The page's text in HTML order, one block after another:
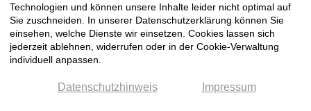
Rechtliches
Technologien und können unsere Inhalte leider nicht optimal auf
Sie zuschneiden. In unserer Datenschutzerklärung können Sie
einsehen, welche Dienste wir einsetzen. Cookies lassen sich
jederzeit ablehnen, widerrufen oder in der Cookie-Verwaltung
individuell anpassen.
Datenschutzhinweis Impressum